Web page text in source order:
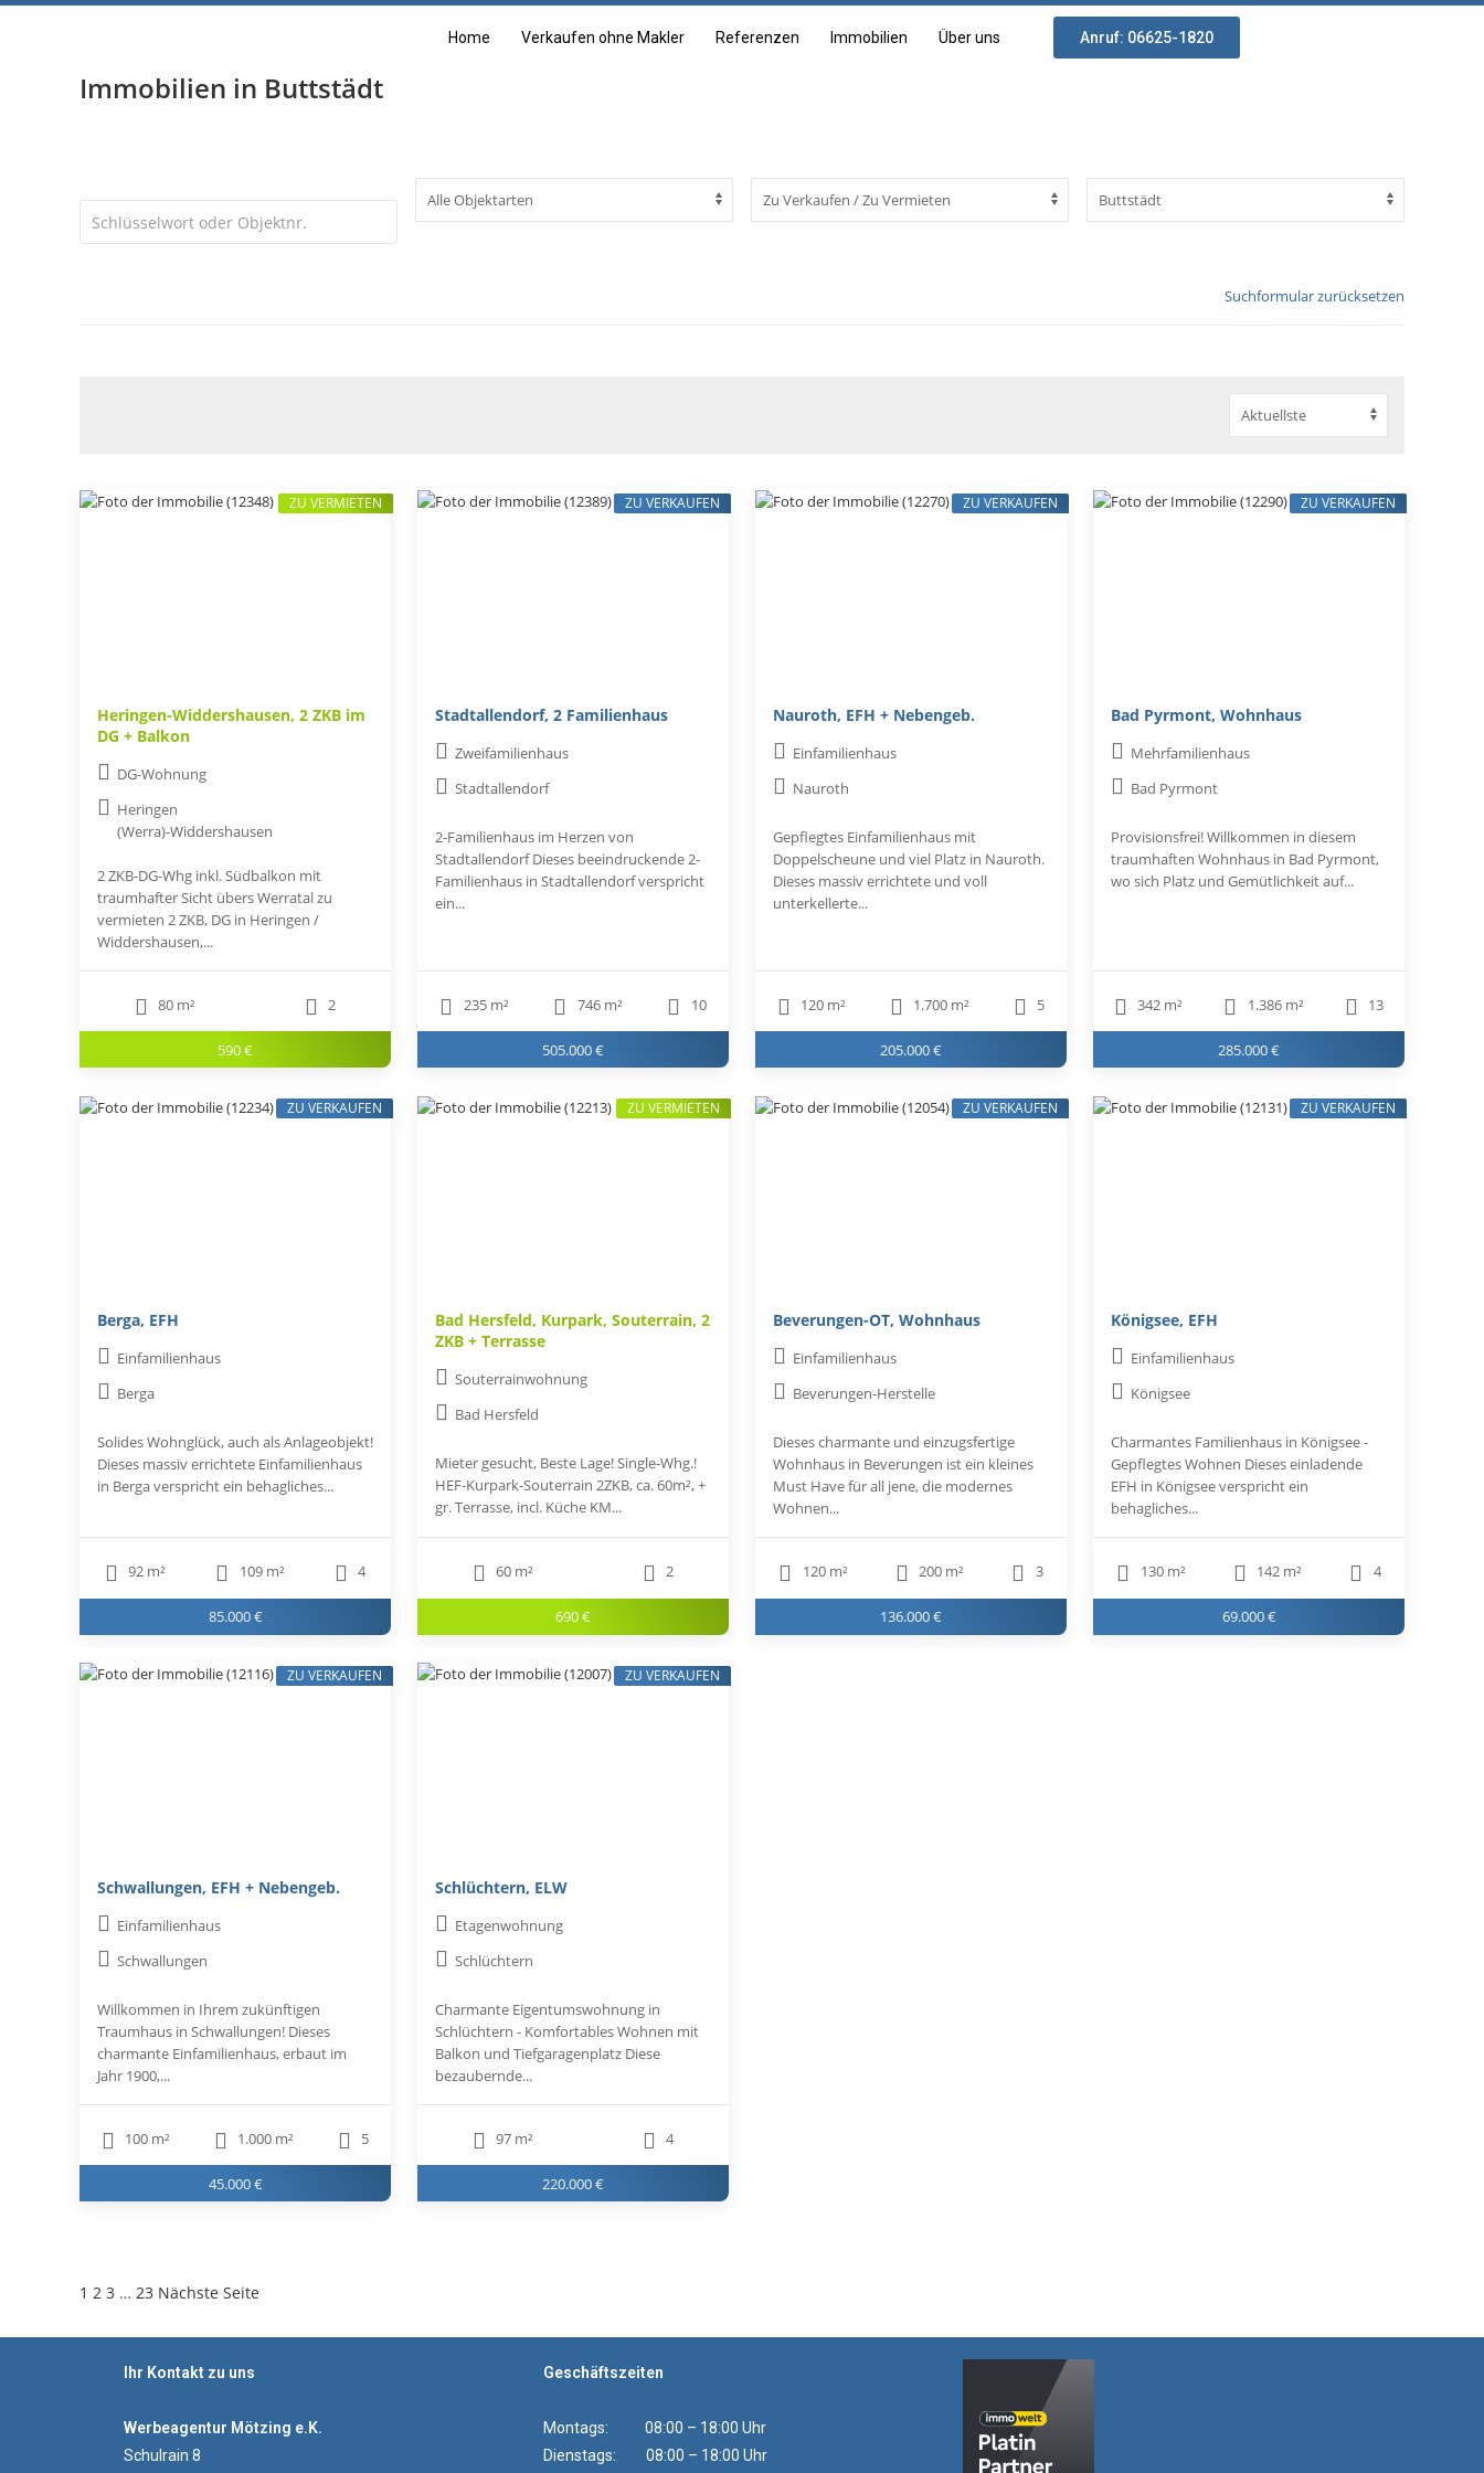
Home Verkaufen ohne Makler Referenzen Immobilien Über uns Anruf: 06625-1820
Immobilien in Buttstädt
Suchformular zurücksetzen
Heringen-Widdershausen, 2 ZKB im
DG + Balkon
DG-Wohnung
Heringen
(Werra)-Widdershausen
2 ZKB-DG-Whg inkl. Südbalkon mit
traumhafter Sicht übers Werratal zu
vermieten 2 ZKB, DG in Heringen /
Widdershausen,...
80 m² 2
590 €
ZU VERMIETEN
Stadtallendorf, 2 Familienhaus
Zweifamilienhaus
Stadtallendorf
2-Familienhaus im Herzen von
Stadtallendorf Dieses beeindruckende 2-
Familienhaus in Stadtallendorf verspricht
ein...
235 m² 746 m² 10
505.000 €
ZU VERKAUFEN
Nauroth, EFH + Nebengeb.
Einfamilienhaus
Nauroth
Gepflegtes Einfamilienhaus mit
Doppelscheune und viel Platz in Nauroth.
Dieses massiv errichtete und voll
unterkellerte...
120 m² 1.700 m² 5
205.000 €
ZU VERKAUFEN
Bad Pyrmont, Wohnhaus
Mehrfamilienhaus
Bad Pyrmont
Provisionsfrei! Willkommen in diesem
traumhaften Wohnhaus in Bad Pyrmont,
wo sich Platz und Gemütlichkeit auf...
342 m² 1.386 m² 13
285.000 €
ZU VERKAUFEN
Berga, EFH
Einfamilienhaus
Berga
Solides Wohnglück, auch als Anlageobjekt!
Dieses massiv errichtete Einfamilienhaus
in Berga verspricht ein behagliches...
92 m² 109 m² 4
85.000 €
ZU VERKAUFEN
Bad Hersfeld, Kurpark, Souterrain, 2
ZKB + Terrasse
Souterrainwohnung
Bad Hersfeld
Mieter gesucht, Beste Lage! Single-Whg.!
HEF-Kurpark-Souterrain 2ZKB, ca. 60m², +
gr. Terrasse, incl. Küche KM...
60 m² 2
690 €
ZU VERMIETEN
Beverungen-OT, Wohnhaus
Einfamilienhaus
Beverungen-Herstelle
Dieses charmante und einzugsfertige
Wohnhaus in Beverungen ist ein kleines
Must Have für all jene, die modernes
Wohnen...
120 m² 200 m² 3
136.000 €
ZU VERKAUFEN
Königsee, EFH
Einfamilienhaus
Königsee
Charmantes Familienhaus in Königsee -
Gepflegtes Wohnen Dieses einladende
EFH in Königsee verspricht ein
behagliches...
130 m² 142 m² 4
69.000 €
ZU VERKAUFEN
Schwallungen, EFH + Nebengeb.
Einfamilienhaus
Schwallungen
Willkommen in Ihrem zukünftigen
Traumhaus in Schwallungen! Dieses
charmante Einfamilienhaus, erbaut im
Jahr 1900,...
100 m² 1.000 m² 5
45.000 €
ZU VERKAUFEN
Schlüchtern, ELW
Etagenwohnung
Schlüchtern
Charmante Eigentumswohnung in
Schlüchtern - Komfortables Wohnen mit
Balkon und Tiefgaragenplatz Diese
bezaubernde...
97 m² 4
220.000 €
ZU VERKAUFEN
1 2 3 … 23 Nächste Seite
Ihr Kontakt zu uns
Werbeagentur Mötzing e.K.
Schulrain 8
Geschäftszeiten
Montags: 08:00 – 18:00 Uhr
Dienstags: 08:00 – 18:00 Uhr